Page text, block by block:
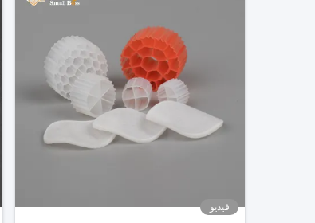
فيديو